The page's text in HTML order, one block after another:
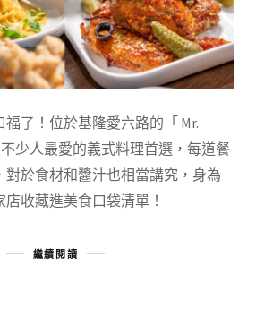
了！位於基隆愛六路的「 Mr.
少人最愛的義式料理首選，每道餐
對於食材和醬汁也相當講究，身為
收藏進美食口袋清單！
繼續閱讀